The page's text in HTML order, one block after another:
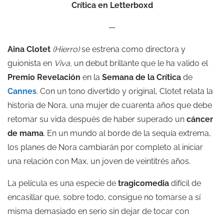
Crítica en Letterboxd
—
Aina Clotet (Hierro) se estrena como directora y
guionista en Viva, un debut brillante que le ha valido el
Premio Revelación en la Semana de la Crítica de
Cannes. Con un tono divertido y original, Clotet relata la
historia de Nora, una mujer de cuarenta años que debe
retomar su vida después de haber superado un cáncer
de mama. En un mundo al borde de la sequía extrema,
los planes de Nora cambiarán por completo al iniciar
una relación con Max, un joven de veintitrés años.
La película es una especie de tragicomedia difícil de
encasillar que, sobre todo, consigue no tomarse a sí
misma demasiado en serio sin dejar de tocar con